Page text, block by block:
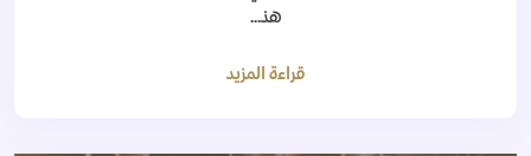
هذ...
قراءة المزيد